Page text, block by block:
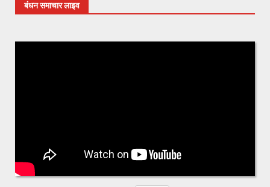
बंधन समाचार लाइव